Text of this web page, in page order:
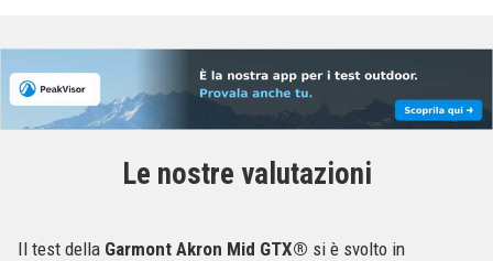
Le nostre valutazioni
Il test della Garmont Akron Mid GTX® si è svolto in